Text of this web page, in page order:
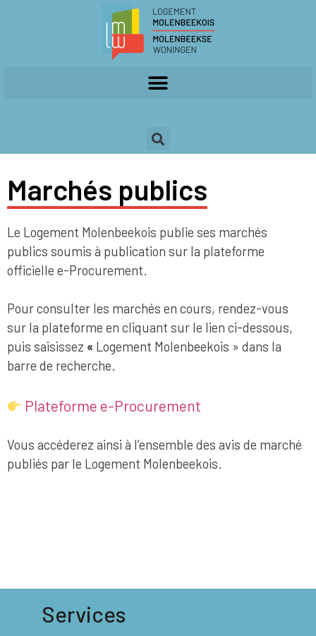
Marchés publics
Le Logement Molenbeekois publie ses marchés
publics soumis à publication sur la plateforme
officielle e-Procurement.
Pour consulter les marchés en cours, rendez-vous
sur la plateforme en cliquant sur le lien ci-dessous,
puis saisissez « Logement Molenbeekois » dans la
barre de recherche.
Plateforme e-Procurement
Vous accéderez ainsi à l’ensemble des avis de marché
publiés par le Logement Molenbeekois.
Services